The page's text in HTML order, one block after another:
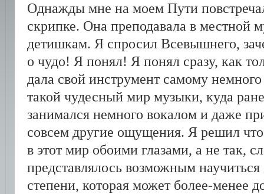
Однажды мне на моем Пути
скрипке. Она преподавала в местной
детишкам. Я спросил Всевышнего,
о чудо! Я понял! Я понял сразу, как
дала свой инструмент самому
такой чудесный мир музыки, куда
занимался немного вокалом и даже
совсем другие ощущения. Я решил
в этот мир обоими глазами, а не так,
представлялось возможным
степени, которая может более-менее